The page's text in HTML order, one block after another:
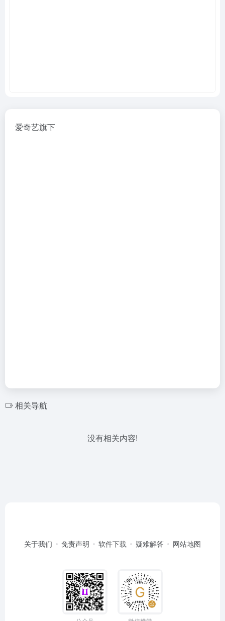
爱奇艺旗下
相关导航
没有相关内容!
关于我们 免责声明 软件下载 疑难解答 网站地图